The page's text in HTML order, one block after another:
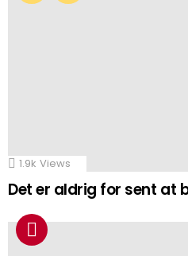
1.9k Views
Det er aldrig for sent at